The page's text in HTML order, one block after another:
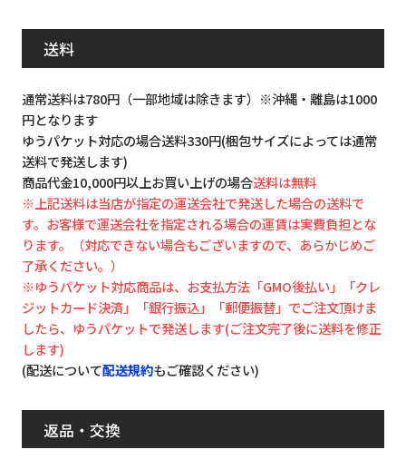
送料
通常送料は780円（一部地域は除きます）※沖縄・離島は1000
円となります
ゆうパケット対応の場合送料330円(梱包サイズによっては通常
送料で発送します)
商品代金10,000円以上お買い上げの場合送料は無料
※上記送料は当店が指定の運送会社で発送した場合の送料で
す。お客様で運送会社を指定される場合の運賃は実費負担とな
ります。（対応できない場合もございますので、あらかじめご
了承ください。）
※ゆうパケット対応商品は、お支払方法「GMO後払い」「クレ
ジットカード決済」「銀行振込」「郵便振替」でご注文頂けま
したら、ゆうパケットで発送します(ご注文完了後に送料を修正
します)
(配送について配送規約もご確認ください)
返品・交換